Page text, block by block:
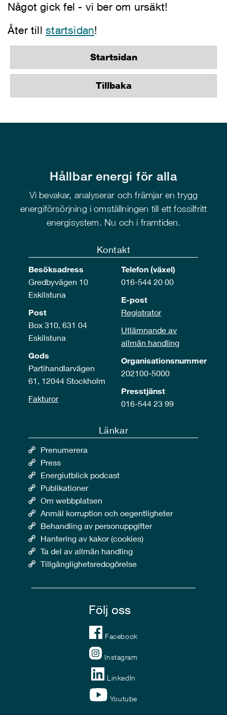
Något gick fel - vi ber om ursäkt!
Åter tillstartsidan!
Startsidan
Tillbaka
Hållbar energi för alla
Vi bevakar, analyserar och främjar en trygg
energiförsörjning i omställningen till ett fossilfritt
energisystem. Nu och i framtiden.
Kontakt
Besöksadress
Gredbyvägen 10
Eskilstuna
Post
Box 310, 631 04
Eskilstuna
Gods
Partihandlarvägen
61, 12044 Stockholm
Fakturor
Telefon (växel)
016-544 20 00
E-post
Registrator
Utlämnande av
allmän handling
Organisationsnummer
202100-5000
Presstjänst
016-544 23 99
Länkar
Prenumerera
Press
Energiutblick podcast
Publikationer
Om webbplatsen
Anmäl korruption och oegentligheter
Behandling av personuppgifter
Hantering av kakor (cookies)
Ta del av allmän handling
Tillgänglighetsredogörelse
Följ oss
Facebook
Instagram
LinkedIn
Youtube